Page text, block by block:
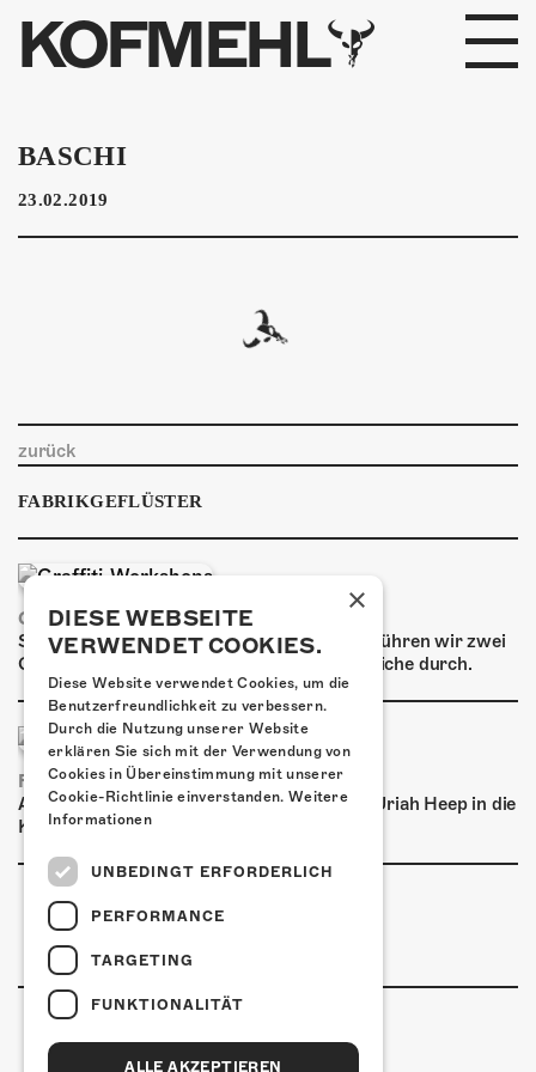
KOFMEHL
PROGRAMM
FABRIKGEFLÜSTER
GALERIE
INFOS
KONTAKT
ÜBER UNS
SHOP
MITMACHEN
BASCHI
23.02.2019
zurück
FABRIKGEFLÜSTER
GRAFFITI-WORKSHOPS
Spray dein eigenes Graffiti! Im September führen wir zwei
Graffiti-Workshops für Kinder und Jugendliche durch.
FRISCH BESTÄTIGT: URIAH HEEP
Am Sonntag, 15. November 2026 kommen Uriah Heep in die
Kulturfabrik Kofmehl!
×
DIESE WEBSEITE
VERWENDET COOKIES.
Diese Website verwendet Cookies, um die
Benutzerfreundlichkeit zu verbessern.
Durch die Nutzung unserer Website
erklären Sie sich mit der Verwendung von
Cookies in Übereinstimmung mit unserer
Cookie-Richtlinie einverstanden. Weitere
Informationen
UNBEDINGT ERFORDERLICH
PERFORMANCE
TARGETING
FUNKTIONALITÄT
ALLE AKZEPTIEREN